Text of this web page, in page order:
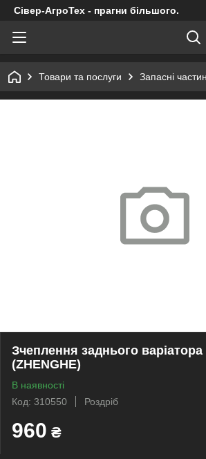
Сівер-АгроТех - прагни більшого.
Товари та послуги Запасні
Зчеплення заднього варіатора
(ZHENGHE)
В наявності
Код: 310550
Роздріб
960 ₴